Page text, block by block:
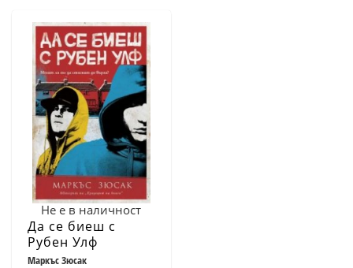
Не е в наличност
Да се биеш с
Рубен Улф
Маркъс Зюсак